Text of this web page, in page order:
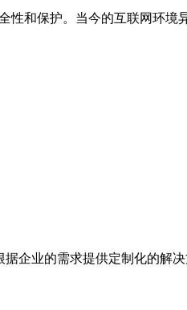
性和保护。当今的互联网环境
企业的需求提供定制化的解